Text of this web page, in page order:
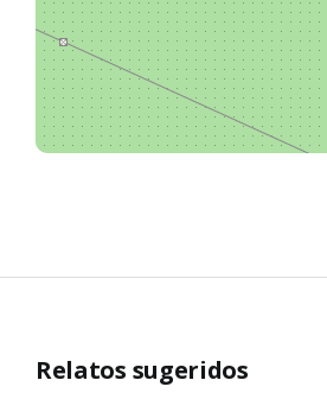
Relatos sugeridos